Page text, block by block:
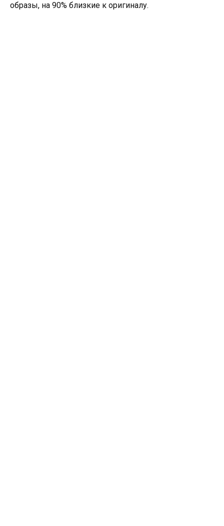
образы, на 90% близкие к оригиналу.